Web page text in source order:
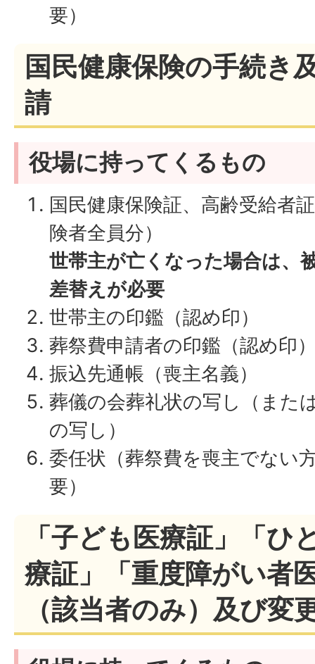
要）
国民健康保険の手続き
請
役場に持ってくるもの
国民健康保険証、高齢受給者
険者全員分）
世帯主が亡くなった場合は、
差替えが必要
世帯主の印鑑（認め印）
葬祭費申請者の印鑑（認め印
振込先通帳（喪主名義）
葬儀の会葬礼状の写し（また
の写し）
委任状（葬祭費を喪主でない
要）
「子ども医療証」「ひ
療証」「重度障がい者
（該当者のみ）及び変